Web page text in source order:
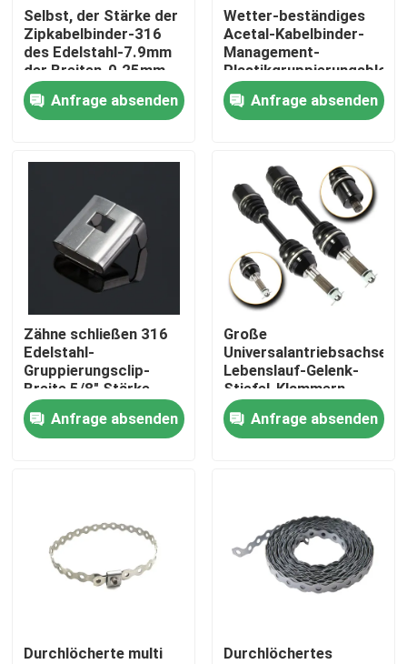
Produkte
Videos
Fabrik Tour
Qualitätskontrolle
Referenzen
Nylonkabelbinder
Selbst, der Stärke der
Zipkabelbinder-316
des Edelstahl-7.9mm
der Breiten-0.25mm
zuschließt
Anfrage absenden
Wetter-beständiges
Acetal-Kabelbinder-
Management-
Anfrage absenden
Zähne schließen 316
Edelstahl-
Gruppierungsclip-
Breite 5/8" Stärke
0,02 Zoll zu
Anfrage absenden
Große
Universalantriebsachse
Lebenslauf-Gelenk-
Stiefel-Klammern-
justierbarer Edelstahl
Anfrage absenden
Durchlöcherte multi
Durchlöchertes